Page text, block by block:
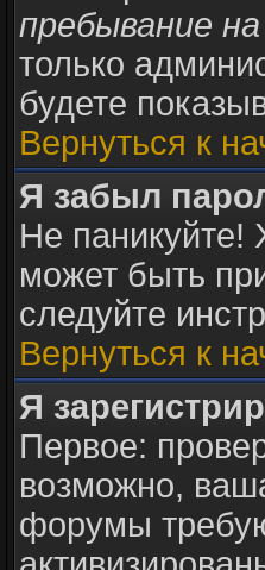
пребывание
только
будете
Вернуться к
Я забыл
Не паникуйте!
может быть
следуйте
Вернуться к
Я
Первое:
возможно,
форумы